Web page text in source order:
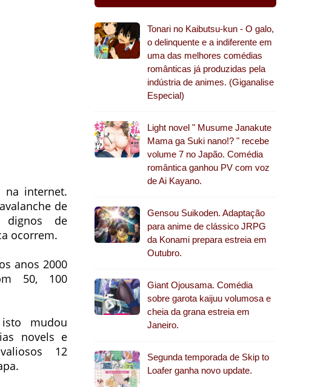
na internet.
de
dignos de
ocorrem.
anos 2000
50, 100
mudou
novels e
12
Tonari no Kaibutsu-kun - O galo,
o delinquente e a indiferente em
uma das melhores comédias
românticas já produzidas pela
indústria de animes. (Giganalise
Especial)
Light novel " Musume Janakute
Mama ga Suki nano!? " recebe
volume 7 no Japão. Comédia
romântica ganhou PV com voz
de Ai Kayano.
Gensou Suikoden. Adaptação
para anime de clássico JRPG
da Konami prepara estreia em
Outubro.
Giant Ojousama. Comédia
sobre garota kaijuu volumosa e
cheia da grana estreia em
Janeiro.
Segunda temporada de Skip to
Loafer ganha novo update.